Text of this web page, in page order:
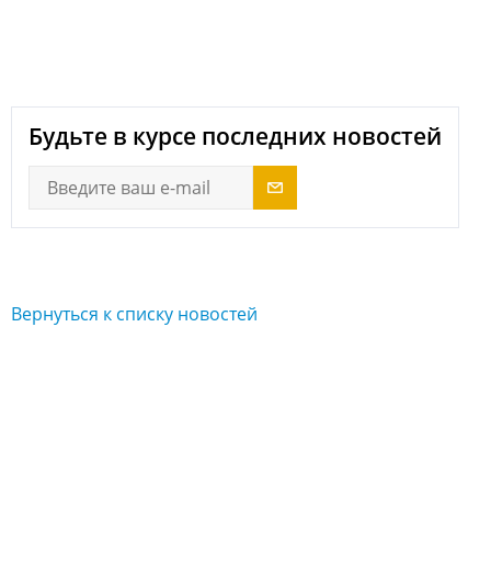
Будьте в курсе последних новостей
Вернуться к списку новостей